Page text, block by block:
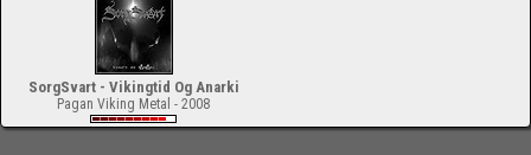
SorgSvart - Vikingtid Og Anarki
Pagan Viking Metal - 2008